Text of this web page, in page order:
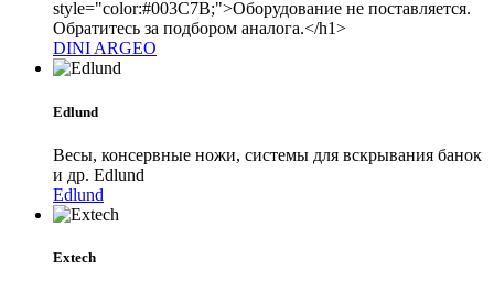
style="color:#003C7B;">Оборудование не поставляется.
Обратитесь за подбором аналога.</h1>
DINI ARGEO
Edlund
Весы, консервные ножи, системы для вскрывания банок
и др. Edlund
Edlund
Extech